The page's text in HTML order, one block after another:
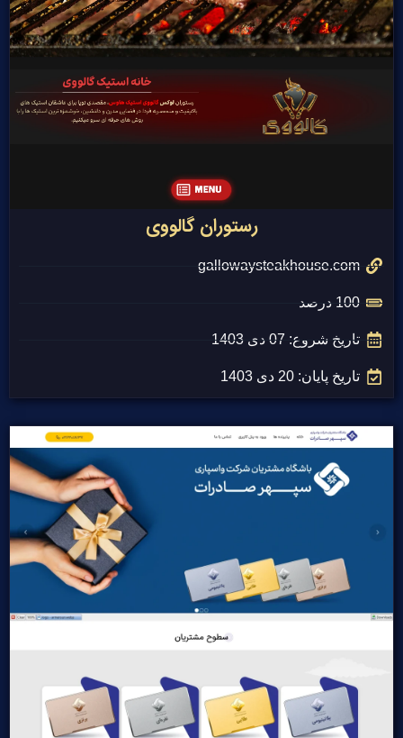
رستوران گالووی
gallowaysteakhouse.com
100 درصد
تاریخ شروع: 07 دی 1403
تاریخ پایان: 20 دی 1403